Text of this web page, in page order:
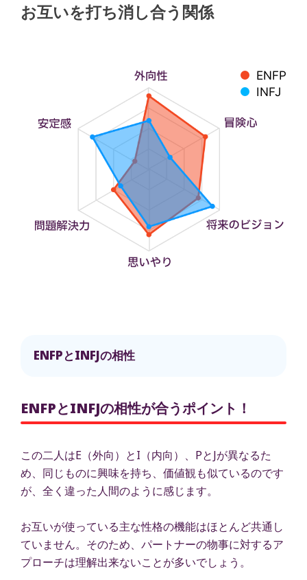
お互いを打ち消し合う関係
ENFP
INFJ
ENFPとINFJの相性
ENFPとINFJの相性が合うポイント！
この二人はE（外向）とI（内向）、PとJが異なるた
め、同じものに興味を持ち、価値観も似ているのです
が、全く違った人間のように感じます。
お互いが使っている主な性格の機能はほとんど共通し
ていません。そのため、パートナーの物事に対するア
プローチは理解出来ないことが多いでしょう。